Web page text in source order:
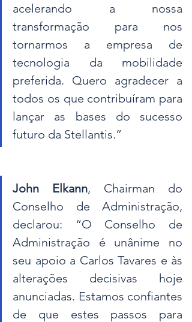
acelerando a nossa
transformação para nos
tornarmos a empresa de
tecnologia da mobilidade
preferida. Quero agradecer a
todos os que contribuíram para
lançar as bases do sucesso
futuro da Stellantis.”
John Elkann, Chairman do
Conselho de Administração,
declarou: “O Conselho de
Administração é unânime no
seu apoio a Carlos Tavares e às
alterações decisivas hoje
anunciadas. Estamos confiantes
de que estes passos para